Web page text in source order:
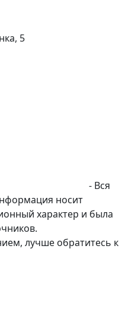
5
- Вся
носит
характер и была
лучше обратитесь к